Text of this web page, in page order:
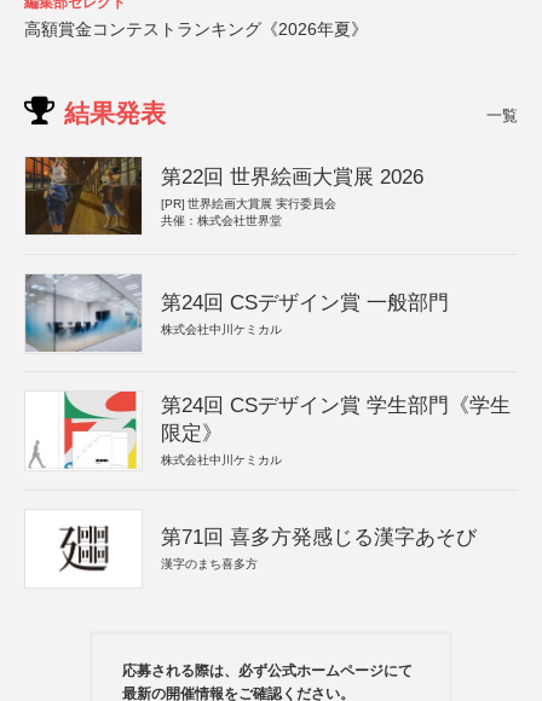
高額賞金コンテストランキング《2026年夏》
結果発表 一覧
第22回 世界絵画大賞展 2026
[PR] 世界絵画大賞展 実行委員会
共催：株式会社世界堂
第24回 CSデザイン賞 一般部門
株式会社中川ケミカル
第24回 CSデザイン賞 学生部門《学生
限定》
株式会社中川ケミカル
第71回 喜多方発感じる漢字あそび
漢字のまち喜多方
応募される際は、必ず公式ホームページにて
最新の開催情報をご確認ください。